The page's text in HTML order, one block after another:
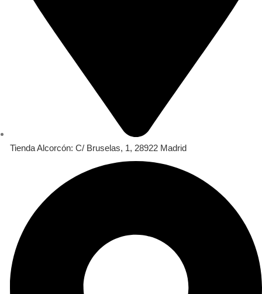
Tienda Alcorcón: C/ Bruselas, 1, 28922 Madrid